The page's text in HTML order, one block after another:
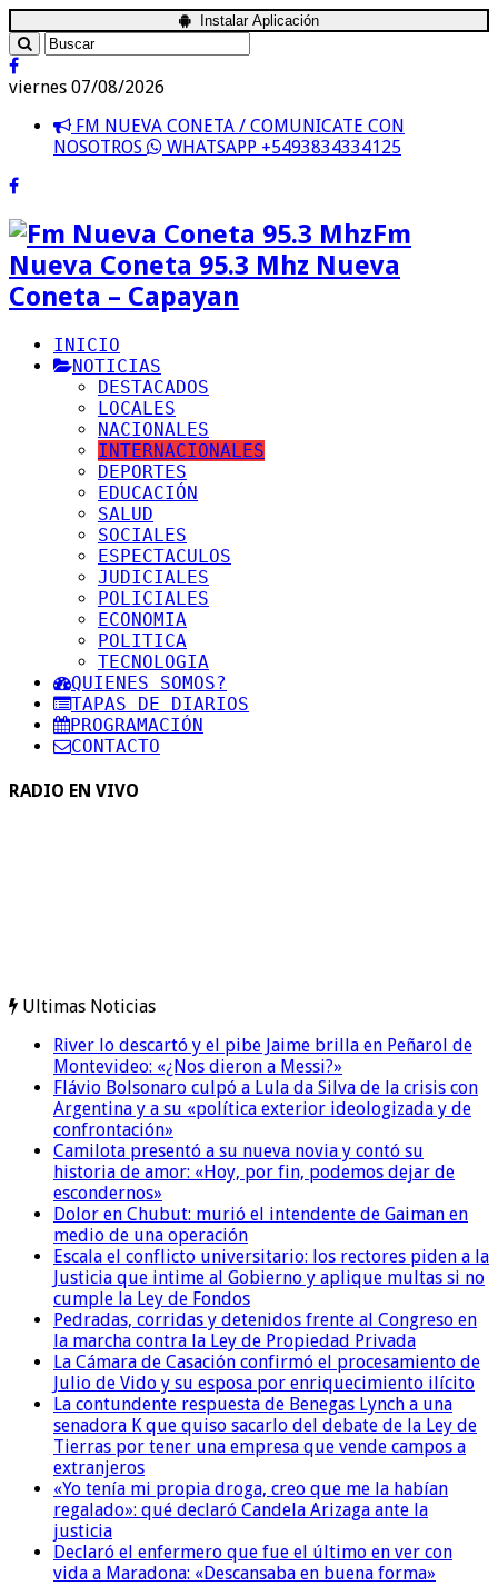
Instalar Aplicación
viernes 07/08/2026
FM NUEVA CONETA / COMUNICATE CON
NOSOTROS
WHATSAPP +5493834334125
Fm
Nueva Coneta 95.3 Mhz Nueva
Coneta – Capayan
INICIO
NOTICIAS
DESTACADOS
LOCALES
NACIONALES
INTERNACIONALES
DEPORTES
EDUCACIÓN
SALUD
SOCIALES
ESPECTACULOS
JUDICIALES
POLICIALES
ECONOMIA
POLITICA
TECNOLOGIA
QUIENES SOMOS?
TAPAS DE DIARIOS
PROGRAMACIÓN
CONTACTO
RADIO EN VIVO
Ultimas Noticias
River lo descartó y el pibe Jaime brilla en Peñarol de
Montevideo: «¿Nos dieron a Messi?»
Flávio Bolsonaro culpó a Lula da Silva de la crisis con
Argentina y a su «política exterior ideologizada y de
confrontación»
Camilota presentó a su nueva novia y contó su
historia de amor: «Hoy, por fin, podemos dejar de
escondernos»
Dolor en Chubut: murió el intendente de Gaiman en
medio de una operación
Escala el conflicto universitario: los rectores piden a la
Justicia que intime al Gobierno y aplique multas si no
cumple la Ley de Fondos
Pedradas, corridas y detenidos frente al Congreso en
la marcha contra la Ley de Propiedad Privada
La Cámara de Casación confirmó el procesamiento de
Julio de Vido y su esposa por enriquecimiento ilícito
La contundente respuesta de Benegas Lynch a una
senadora K que quiso sacarlo del debate de la Ley de
Tierras por tener una empresa que vende campos a
extranjeros
«Yo tenía mi propia droga, creo que me la habían
regalado»: qué declaró Candela Arizaga ante la
justicia
Declaró el enfermero que fue el último en ver con
vida a Maradona: «Descansaba en buena forma»